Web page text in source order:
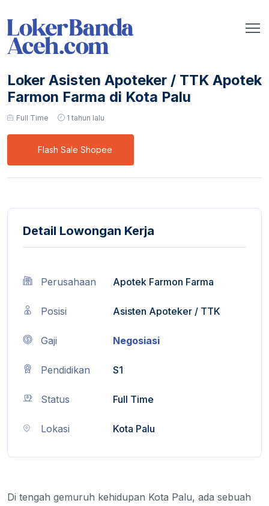
Loker Asisten Apoteker / TTK Apotek
Farmon Farma di Kota Palu
Full Time 1 tahun lalu
Flash Sale Shopee
Detail Lowongan Kerja
Perusahaan Apotek Farmon Farma
Posisi Asisten Apoteker / TTK
Gaji Negosiasi
Pendidikan S1
Status Full Time
Lokasi Kota Palu
Di tengah gemuruh kehidupan Kota Palu, ada sebuah